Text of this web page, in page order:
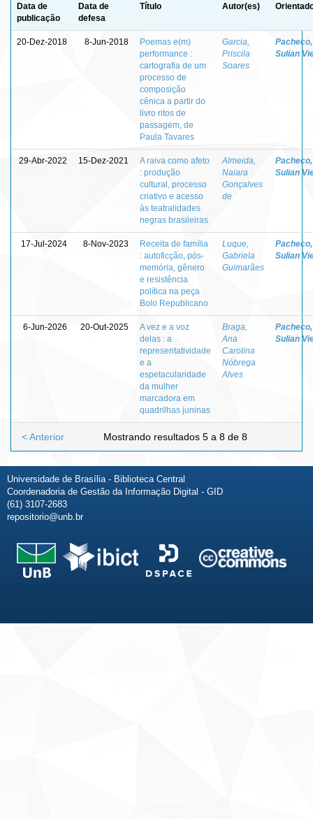
Data de
publicação
Data de
defesa
Título Autor(es)
20-Dez-2018 8-Jun-2018
Poemas e(m)
performance :
cartografia de um
processo de
composição
cênica a partir do
livro ritos de
passagem, de
Paula Tavares
Garcia,
Priscila
Soares
Pacheco,
Sulian
29-Abr-2022 15-Dez-2021
A raiva como afeto
: produção
cultural, processo
criativo e acesso
às teatralidades
negras brasileiras
Almeida,
Naiara
Gonçalves
de
Pacheco,
Sulian
17-Jul-2024 8-Nov-2023
Receita de família
: autoficção, pós-
memória, gênero
e resistência
política na peça
Bolo Republicano
Luque,
Gabriela
Guimarães
Pacheco,
Sulian
6-Jun-2026 20-Out-2025
A vez e a voz
delas : a
representatividade
e a
espetacularidade
da mulher
marcadora em
quadrilhas juninas
Braga,
Ana
Carolina
Nóbrega
Alves
Pacheco,
Sulian
Mostrando resultados 5 a 8 de 8
< Anterior
Universidade de Brasília - Biblioteca Central
Coordenadoria de Gestão da Informação Digital - GID
(61) 3107-2683
repositorio@unb.br